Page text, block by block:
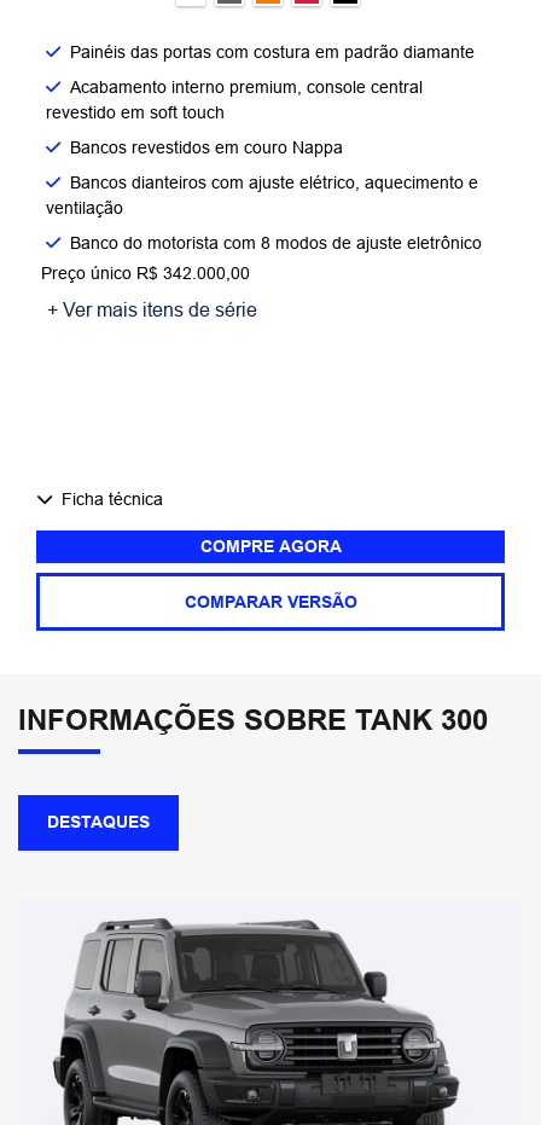
Painéis das portas com costura em padrão diamante
Acabamento interno premium, console central
revestido em soft touch
Bancos revestidos em couro Nappa
Bancos dianteiros com ajuste elétrico, aquecimento e
ventilação
Banco do motorista com 8 modos de ajuste eletrônico
Preço único R$ 342.000,00
+ Ver mais itens de série
Ficha técnica
COMPRE AGORA
COMPARAR VERSÃO
INFORMAÇÕES SOBRE TANK 300
DESTAQUES